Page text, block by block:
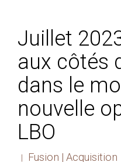
Juillet
aux côtés
dans le
nouvelle
LBO
Fusion | Acquisition